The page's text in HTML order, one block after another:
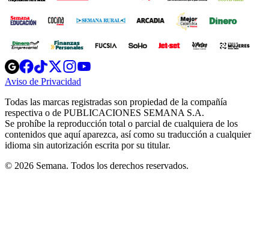
Opens
in
new
Opens
in
new
Opens
in
new
window
Opens
new
windowwindow
Aviso de Privacidad
new
window
Todas las marcas registradas son propiedad de la compañía
respectiva o de PUBLICACIONES SEMANA S.A.
Se prohíbe la reproducción total o parcial de cualquiera de los
contenidos que aquí aparezca, así como su traducción a cualquier
idioma sin autorización escrita por su titular.
© 2026 Semana. Todos los derechos reservados.